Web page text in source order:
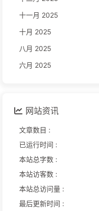
十一月 2025
十月 2025
八月 2025
六月 2025
网站资讯
文章数目 :
已运行时间 :
本站总字数 :
本站访客数 :
本站总访问量 :
最后更新时间 :